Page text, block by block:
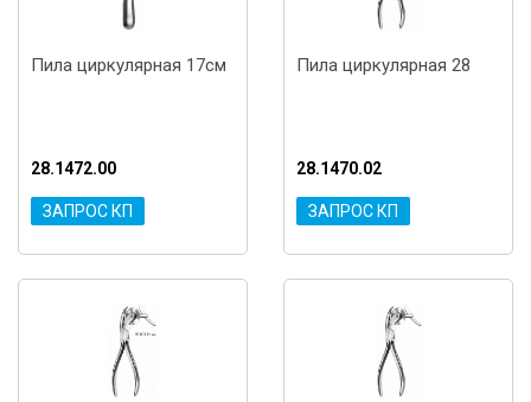
Пила циркулярная 17см
28.1472.00
ЗАПРОС КП
Пила циркулярная 28
28.1470.02
ЗАПРОС КП